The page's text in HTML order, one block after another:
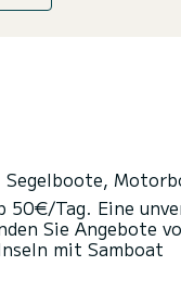
Tag. Eine
Sie Angebote
mit Samboat